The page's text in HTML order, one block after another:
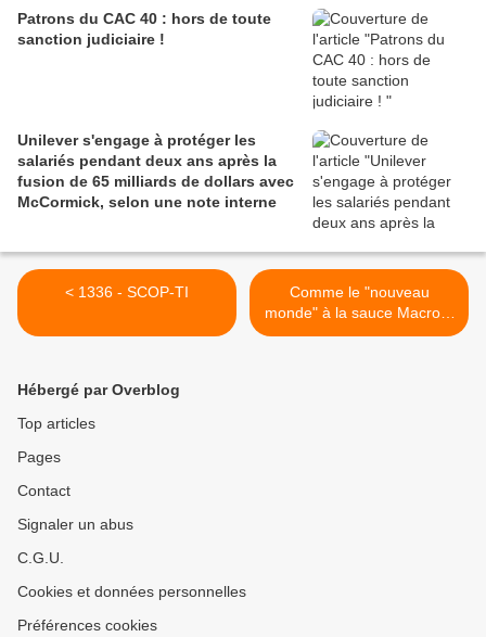
Patrons du CAC 40 : hors de toute
sanction judiciaire !
Unilever s'engage à protéger les
salariés pendant deux ans après la
fusion de 65 milliards de dollars avec
McCormick, selon une note interne
< 1336 - SCOP-TI
Comme le "nouveau
monde" à la sauce Macron,
la "nouvelle" SNCF à la
Hébergé par Overblog
Top articles
Pages
Contact
Signaler un abus
C.G.U.
Cookies et données personnelles
Préférences cookies